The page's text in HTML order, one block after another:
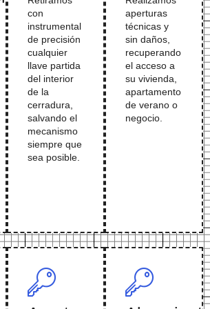
con
instrumental
de precisión
cualquier
llave partida
del interior
de la
cerradura,
salvando el
mecanismo
siempre que
sea posible.
aperturas
técnicas y
sin daños,
recuperando
el acceso a
su vivienda,
apartamento
de verano o
negocio.